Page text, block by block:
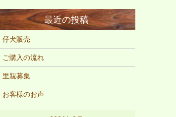
仔犬販売
ご購入の流れ
里親募集
お客様のお声